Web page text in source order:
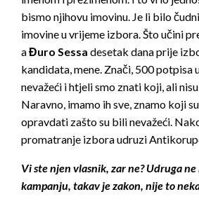
bismo njihovu imovinu. Je li bilo
imovine u vrijeme izbora. Što učini
aĐuro Sessa desetak dana prije
kandidata, mene. Znači, 500 potpisa
nevažeći i htjeli smo znati koji, ali
Naravno, imamo ih sve, znamo koji
opravdati zašto su bili nevažeći.
promatranje izbora udruzi
Vi ste njen vlasnik, zar ne? Udruga
kampanju, takav je zakon, nije to